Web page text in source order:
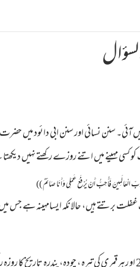
سنن نسائی اور سنن ابی دائود
مہینے میں اتنے روزے رکھتے نہیں
فَأُحِبُّ أَنْ یُرْفَعَ عَمَلِی وَأَنَا صَائِمٌ ))
برتتے ہیں، حالانکہ ایسامہینہ